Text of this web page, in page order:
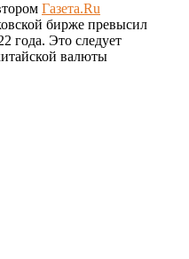
Газета.Ru
бирже превысил
года. Это следует
валюты